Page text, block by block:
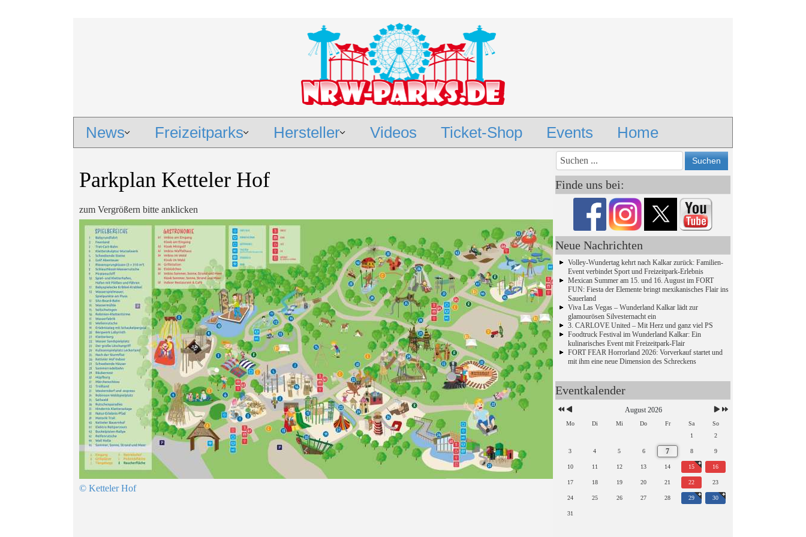
News Freizeitparks Hersteller Videos Ticket-Shop Events Home
Parkplan Ketteler Hof
zum Vergrößern bitte anklicken
© Ketteler Hof
Finde uns bei:
Neue Nachrichten
Volley-Wundertag kehrt nach Kalkar zurück: Familien-
Event verbindet Sport und Freizeitpark-Erlebnis
Mexican Summer am 15. und 16. August im FORT
FUN: Fiesta der Elemente bringt mexikanisches Flair ins
Sauerland
Viva Las Vegas – Wunderland Kalkar lädt zur
glamourösen Silvesternacht ein
3. CARLOVE United – Mit Herz und ganz viel PS
Foodtruck Festival im Wunderland Kalkar: Ein
kulinarisches Event mit Freizeitpark-Flair
FORT FEAR Horrorland 2026: Vorverkauf startet und
mit ihm eine neue Dimension des Schreckens
Eventkalender
Vorheriges
Jahr
Vorheriger
Monat
Nächstes
Jahr
Nächstes
Monat
August 2026
Mo Di Mi Do Fr Sa
So
1
2
3 4 5 6 7 8 9
10 11 12 13 14 15 16
17 18 19 20 21 22 23
24 25 26 27 28 29 30
31